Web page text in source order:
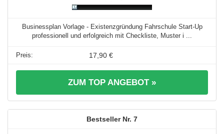
Businessplan Vorlage - Existenzgründung Fahrschule Start-Up
professionell und erfolgreich mit Checkliste, Muster i ...
17,90 €
ZUM TOP ANGEBOT »
7